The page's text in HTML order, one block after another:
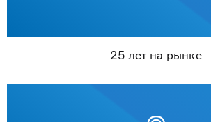
25 лет на рынке